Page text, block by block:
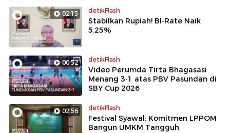
02:15 detikFlash
Stabilkan Rupiah! BI-Rate Naik
5.25%
00:52 detikFlash
Video Perumda Tirta Bhagasasi
Menang 3-1 atas PBV Pasundan di
SBY Cup 2026
02:56 detikFlash
Festival Syawal: Komitmen LPPOM
Bangun UMKM Tangguh